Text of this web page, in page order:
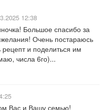
12:38
Большое спасибо за
Очень постараюсь
рецепт и поделиться им
числа 6го)...
Вас и Вашу семью!